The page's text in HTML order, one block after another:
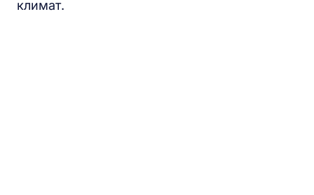
климат.